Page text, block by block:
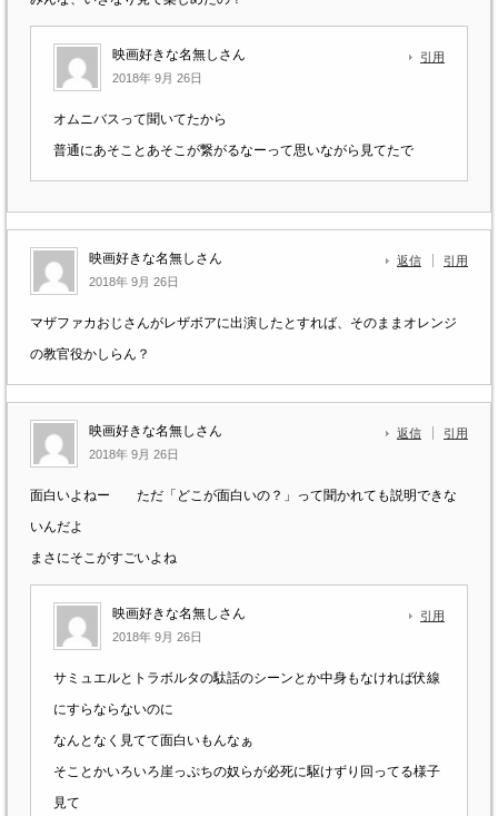
映画好きな名無しさん
2018年 9月 26日
引用
オムニバスって聞いてたから
普通にあそことあそこが繋がるなーって思いながら見てたで
映画好きな名無しさん
2018年 9月 26日
返信 引用
マザファカおじさんがレザボアに出演したとすれば、そのままオレンジ
の教官役かしらん？
映画好きな名無しさん
2018年 9月 26日
返信 引用
面白いよねー ただ「どこが面白いの？」って聞かれても説明できな
いんだよ
まさにそこがすごいよね
映画好きな名無しさん
2018年 9月 26日
引用
サミュエルとトラボルタの駄話のシーンとか中身もなければ伏線
にすらならないのに
なんとなく見てて面白いもんなぁ
そことかいろいろ崖っぷちの奴らが必死に駆けずり回ってる様子
見て